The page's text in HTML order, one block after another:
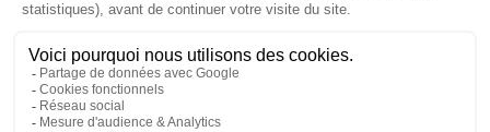
Plan du site
Espace client